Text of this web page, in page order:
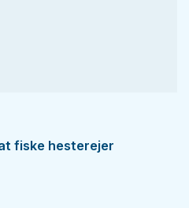
fiske hesterejer